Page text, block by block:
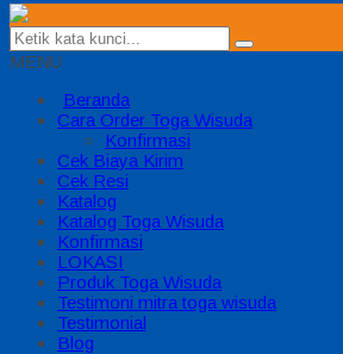
MENU
Beranda
Cara Order Toga Wisuda
Konfirmasi
Cek Biaya Kirim
Cek Resi
Katalog
Katalog Toga Wisuda
Konfirmasi
LOKASI
Produk Toga Wisuda
Testimoni mitra toga wisuda
Testimonial
Blog